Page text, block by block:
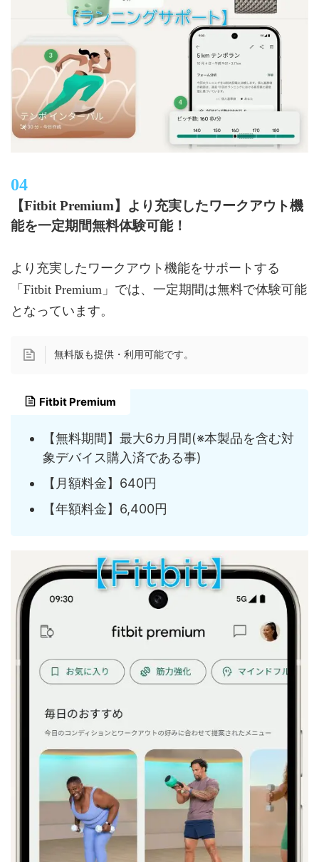
【Fitbit Premium】より充実したワークアウト機
能を一定期間無料体験可能！
より充実したワークアウト機能をサポートする
「Fitbit Premium」では、一定期間は無料で体験可能
となっています。
無料版も提供・利用可能です。
Fitbit Premium
【無料期間】最大6カ月間(※本製品を含む対
象デバイス購入済である事)
【月額料金】640円
【年額料金】6,400円